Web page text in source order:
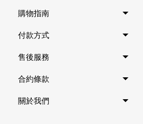
購物指南
付款方式
售後服務
合約條款
關於我們